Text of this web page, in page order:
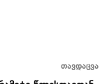
თავდაცვა